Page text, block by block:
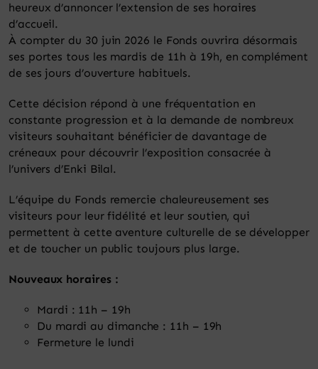
heureux d’annoncer l’extension de ses horaires
d’accueil.
À compter du 30 juin 2026 le Fonds ouvrira désormais
ses portes tous les mardis de 11h à 19h, en complément
de ses jours d’ouverture habituels.
Cette décision répond à une fréquentation en
constante progression et à la demande de nombreux
visiteurs souhaitant bénéficier de davantage de
créneaux pour découvrir l’exposition consacrée à
l’univers d’Enki Bilal.
L’équipe du Fonds remercie chaleureusement ses
visiteurs pour leur fidélité et leur soutien, qui
permettent à cette aventure culturelle de se développer
et de toucher un public toujours plus large.
Nouveaux horaires :
Mardi : 11h – 19h
Du mardi au dimanche : 11h – 19h
Fermeture le lundi